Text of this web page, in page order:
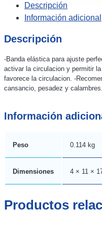
cantidad
Descripción
Información adicional
Descripción
-Banda elástica para ajuste
activar la circulacion y permitir
favorece la circulacion. -
cansancio, pesadez y
Información
Peso 0.114 kg
Dimensiones 4 × 11 ×
Productos